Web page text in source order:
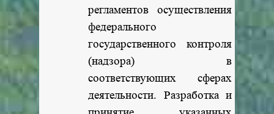
регламентов осуществления
федерального
государственного контроля
(надзора) в
соответствующих сферах
деятельности. Разработка и